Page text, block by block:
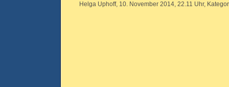
Helga Uphoff, 10. November 2014, 22.11 Uhr,